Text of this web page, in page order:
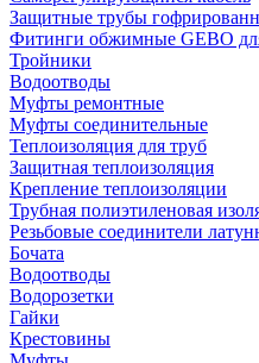
Защитные трубы
Фитинги обжимные GEBO
Тройники
Водоотводы
Муфты ремонтные
Муфты соединительные
Теплоизоляция для труб
Защитная теплоизоляция
Крепление теплоизоляции
Трубная полиэтиленовая
Резьбовые соединители
Бочата
Водоотводы
Водорозетки
Гайки
Крестовины